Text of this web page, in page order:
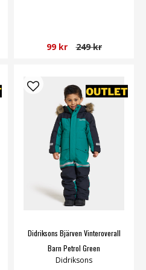
99 kr 249 kr
Didriksons Bjärven Vinteroverall
Barn Petrol Green
Didriksons